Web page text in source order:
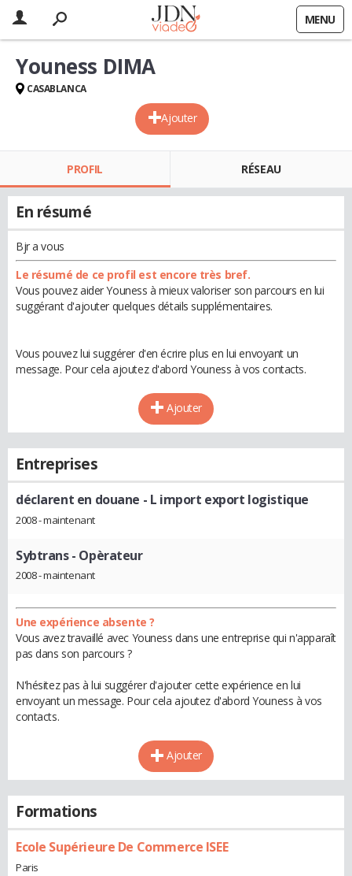
MENU
Ajouter
Youness DIMA
CASABLANCA
PROFIL RÉSEAU
En résumé
Bjr a vous
Le résumé de ce profil est encore très bref.
Vous pouvez aider Youness à mieux valoriser son parcours en lui
suggérant d'ajouter quelques détails supplémentaires.
Vous pouvez lui suggérer d'en écrire plus en lui envoyant un
message. Pour cela ajoutez d'abord Youness à vos contacts.
Ajouter
Entreprises
déclarent en douane - L import export logistique
2008 - maintenant
Sybtrans- Opèrateur
2008 - maintenant
Une expérience absente ?
Vous avez travaillé avec Youness dans une entreprise qui n'apparaît
pas dans son parcours ?
N'hésitez pas à lui suggérer d'ajouter cette expérience en lui
envoyant un message. Pour cela ajoutez d'abord Youness à vos
contacts.
Ajouter
Formations
Ecole Supérieure De Commerce ISEE
Paris